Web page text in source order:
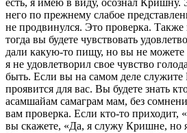
него по прежнему слабое
не продвинулся. Это проверка. Также
тогда вы будете чувствовать
дали какую-то пищу, но вы не можете
я не удовлетворил свое чувство
быть. Если вы на самом деле
проявится для вас. Вы будете знать
асамшайам самаграм мам, без
вам проверка. Если кто-то приходит,
вы скажете, «Да, я служу Кришне, но